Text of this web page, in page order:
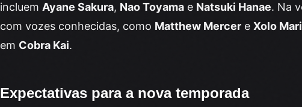
incluem Ayane Sakura, Nao Toyama e Natsuki Hanae. Na
com vozes conhecidas, como Matthew Mercer e Xolo
em Cobra Kai.
Expectativas para a nova temporada